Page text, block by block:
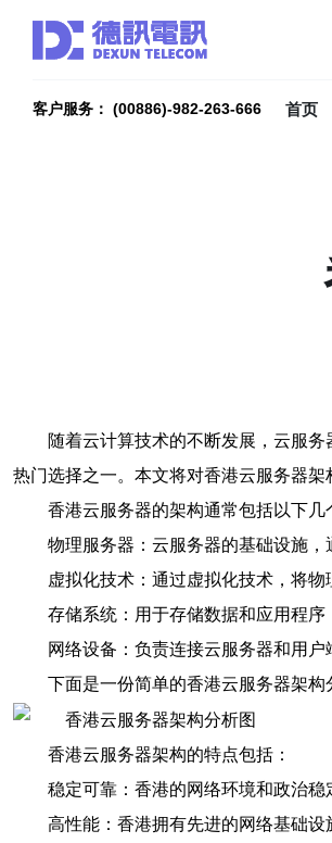
客户服务： (00886)-982-263-666 首页
随着云计算技术的不断发展，云服
热门选择之一。本文将对香港云服务器
香港云服务器的架构通常包括以下几
物理服务器：云服务器的基础设施，
虚拟化技术：通过虚拟化技术，将
存储系统：用于存储数据和应用程序
网络设备：负责连接云服务器和用户
下面是一份简单的香港云服务器架构
香港云服务器架构的特点包括：
稳定可靠：香港的网络环境和政治稳
高性能：香港拥有先进的网络基础设